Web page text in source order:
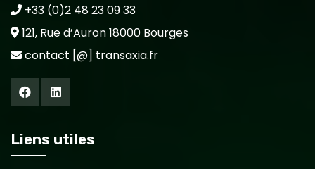
+33 (0)2 48 23 09 33
121, Rue d’Auron 18000 Bourges
contact [@] transaxia.fr
Liens utiles